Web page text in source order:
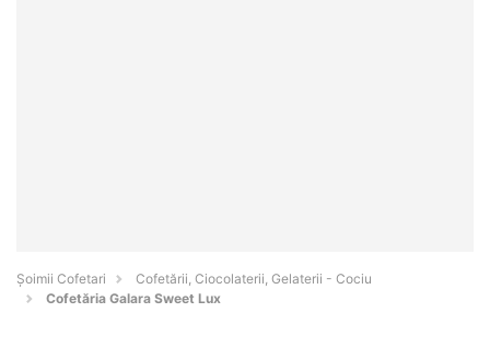
Șoimii Cofetari
Cofetării, Ciocolaterii, Gelaterii - Cociu
Cofetăria Galara Sweet Lux